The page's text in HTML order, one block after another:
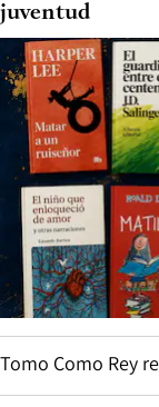
juventud
Tomo Como Rey